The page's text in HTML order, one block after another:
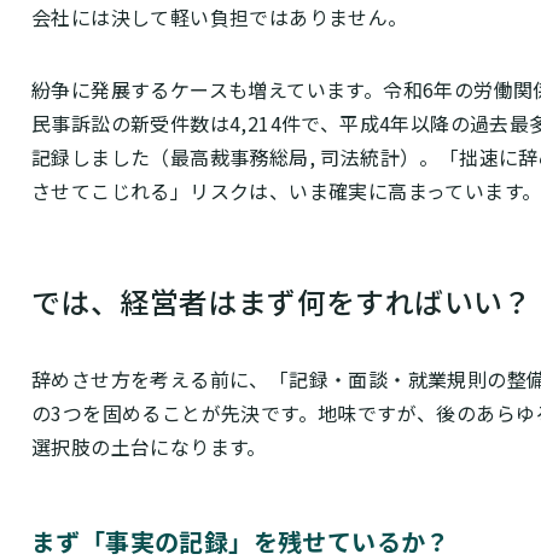
会社には決して軽い負担ではありません。
紛争に発展するケースも増えています。令和6年の労働関
民事訴訟の新受件数は4,214件で、平成4年以降の過去最
記録しました（最高裁事務総局, 司法統計）。「拙速に
させてこじれる」リスクは、いま確実に高まっています。
では、経営者はまず何をすればいい？
辞めさせ方を考える前に、「記録・面談・就業規則の整
の3つを固めることが先決です。地味ですが、後のあらゆ
選択肢の土台になります。
まず「事実の記録」を残せているか？